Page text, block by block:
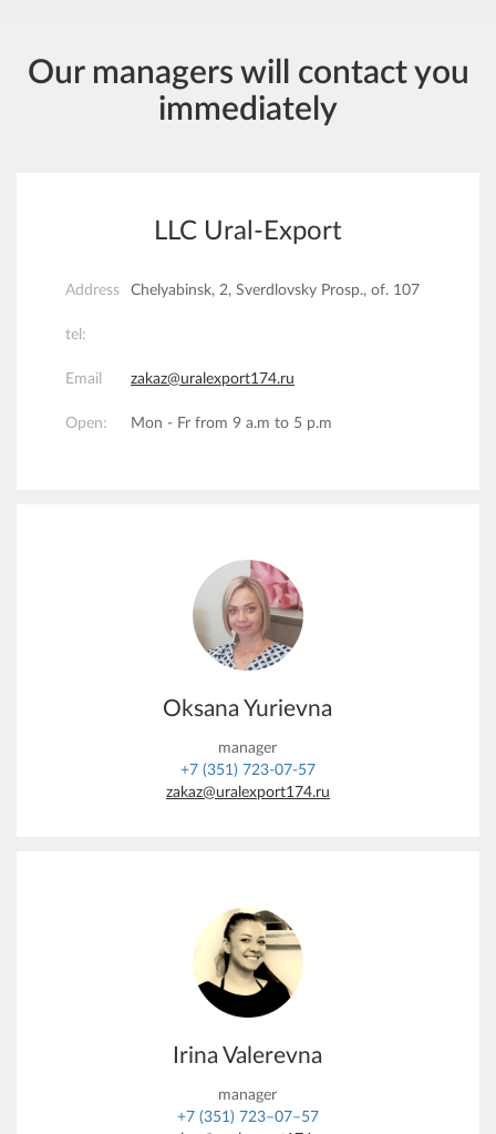
Our managers will contact you
immediately
LLC Ural-Export
Address Chelyabinsk, 2, Sverdlovsky Prosp., of. 107
tel:
Email zakaz@uralexport174.ru
Open: Mon - Fr from 9 a.m to 5 p.m
Oksana Yurievna
manager
+7 (351) 723-07-57
zakaz@uralexport174.ru
Irina Valerevna
manager
+7 (351) 723–07–57